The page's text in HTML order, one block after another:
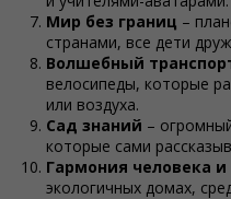
Мир без границ –
странами, все дети
Волшебный
велосипеды, которые
или воздуха.
Сад знаний –
которые сами
Гармония человека
экологичных домах,